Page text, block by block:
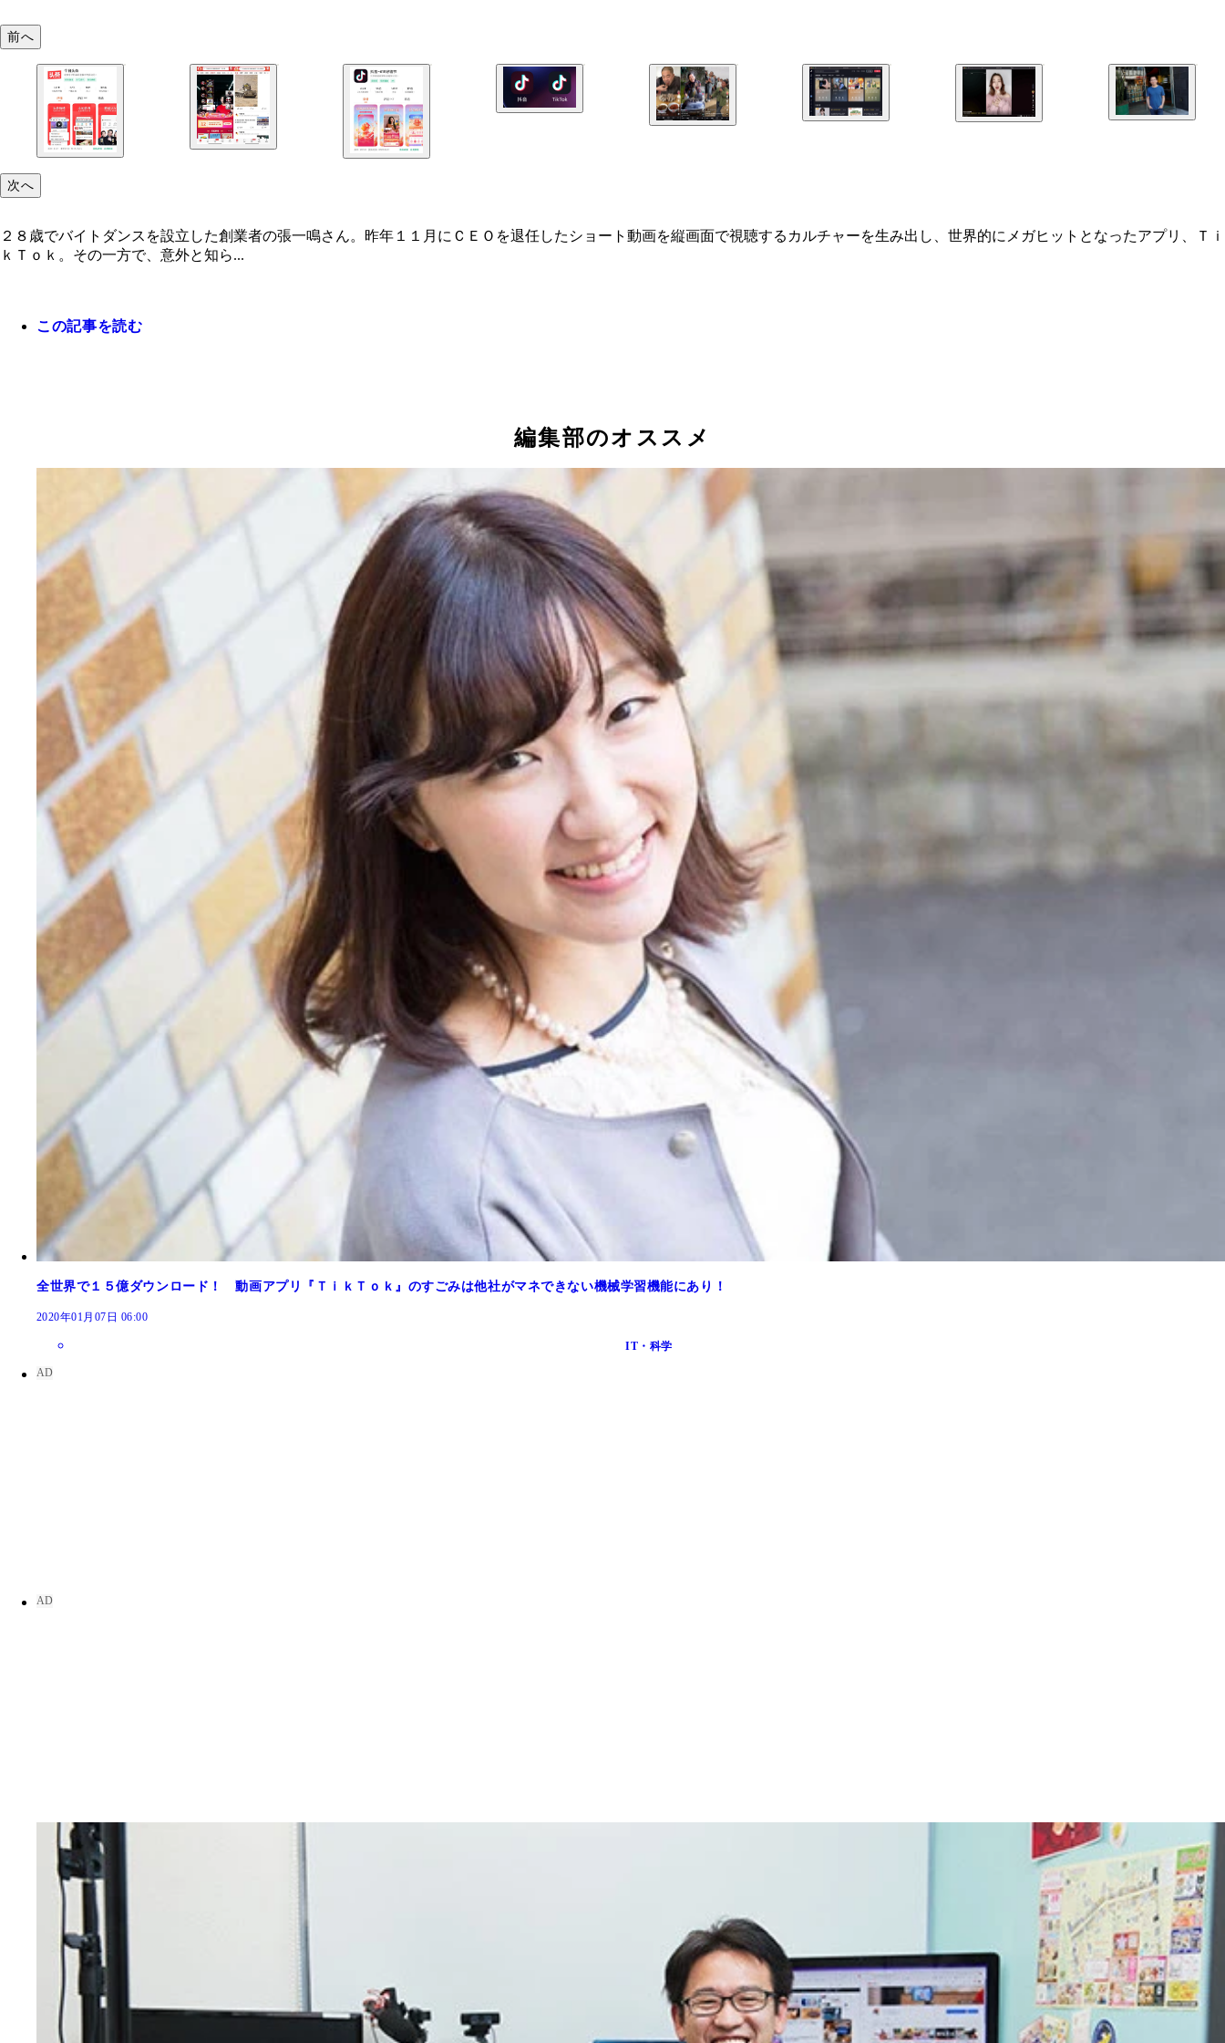
２０１２年に中国でローンチしたニュースキュレーションアプリ、今日头条。日本を含む海外ではＴｏｐ Ｂｕｚｚの名称で配信された
今日头条で軍事情報ばかり閲覧しているミリオタおじさん（週プレ本誌記者）のホーム画面には、戦車やミサイル関連記事が大量表示。さらにアプリ内ＥＣのライブコマース
とガンプラだらけという、有能レコメンド。このレコメンドシステムは抖音にも実装され、中国のアプリ広告収入は常に抖音と今日头条が１位、２位を独占
配信される動画もまったくの別物となっているが、ＴｉｋＴｏｋと抖音は同じアイコンを使用
ＴｉｋＴｏｋと同じく老若男女がキラキラ路線で歌い踊る動画がバズる抖音。一方、抖音よりも先の２０１１年からショート動画を始めたアプリ、快手は地方農民によるワイ
ッキングや、ご当地の方言でヒット曲を歌ったりと独自のドロくささ路線が大人気。中国ではショート動画アプリの二番手として君臨している
一般的な方法では日本国内のｉＯＳやＡｎｄｒｏｉｄ端末で抖音のアプリをインストールすることはできないが、ＰＣのブラウザなら【https://www.douyin.com/】から視聴可能
最近は日本人のインフルエンサーも登場
２８歳でバイトダンスを設立した創業者の張一鳴さん。昨年１１月にＣＥＯを退任した
前へ
次へ
２８歳でバイトダンスを設立した創業者の張一鳴さん。昨年１１月にＣＥＯを退任したショート動画を縦画面で視聴するカルチャーを生み出し、世界的にメガヒットとなったアプリ、Ｔｉ
ｋＴｏｋ。その一方で、意外と知ら...
この記事を読む
編集部のオススメ
全世界で１５億ダウンロード！ 動画アプリ『ＴｉｋＴｏｋ』のすごみは他社がマネできない機械学習機能にあり！
2020年01月07日 06:00
IT・科学